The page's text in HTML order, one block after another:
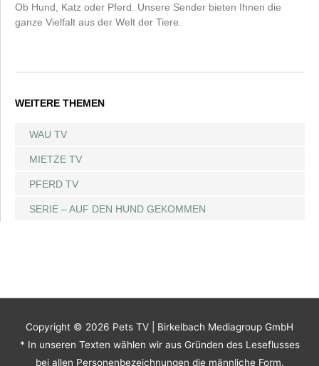
Ob Hund, Katz oder Pferd. Unsere Sender bieten Ihnen die
ganze Vielfalt aus der Welt der Tiere.
WEITERE THEMEN
WAU TV
MIETZE TV
PFERD TV
SERIE – AUF DEN HUND GEKOMMEN
Copyright © 2026 Pets TV | Birkelbach Mediagroup GmbH
* In unseren Texten wählen wir aus Gründen des Leseflusses
bei allen Personenbezeichnungen die männliche Form.